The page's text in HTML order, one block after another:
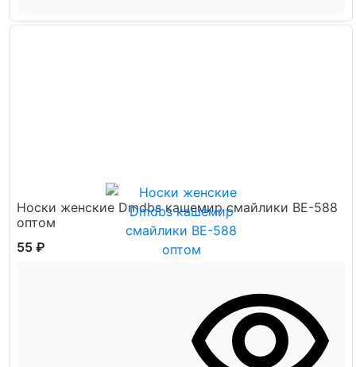
Носки женские Dmdbs кашемир смайлики ВЕ-588
оптом
55 ₽